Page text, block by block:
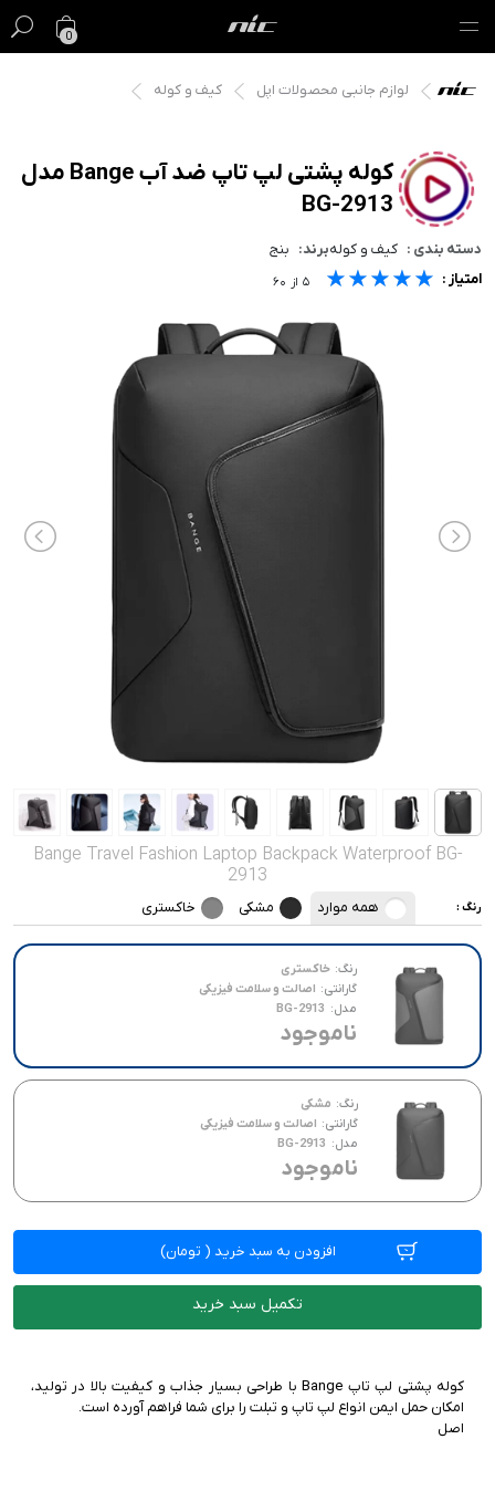
0
گیفت کارت
مک
آیفون
اپل واچ
لوازم جانبی محصولات اپل کیف و کوله
Bange Travel Fashion Laptop Backpack Waterproof BG-
2913
رنگ : همه موارد مشکی خاکستری
رنگ: خاکستری
گارانتی: اصالت و سلامت فیزیکی
مدل: BG-2913
ناموجود
رنگ: مشکی
گارانتی: اصالت و سلامت فیزیکی
مدل: BG-2913
ناموجود
افزودن به سبد خرید ( تومان)
تکمیل سبد خرید
کوله پشتی لپ تاپ Bange با طراحی بسیار جذاب و کیفیت بالا در تولید،
اصل
کوله پشتی لپ تاپ ضد آب Bange مدل
BG-2913
دسته بندی : کیف و کولهبرند: بنج
امتیاز : ★★★★★
★★★★★
★★★★★ ۵ از ۶۰